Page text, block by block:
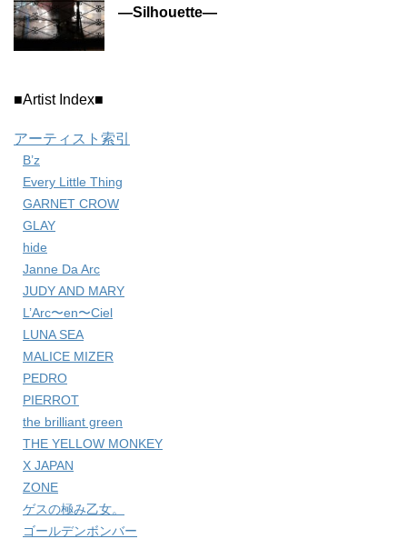
―Silhouette―
■Artist Index■
アーティスト索引
B’z
Every Little Thing
GARNET CROW
GLAY
hide
Janne Da Arc
JUDY AND MARY
L’Arc〜en〜Ciel
LUNA SEA
MALICE MIZER
PEDRO
PIERROT
the brilliant green
THE YELLOW MONKEY
X JAPAN
ZONE
ゲスの極み乙女。
ゴールデンボンバー